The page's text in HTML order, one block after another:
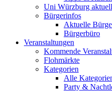
Uni Würzburg aktuell
Bürgerinfos
Aktuelle
Bürgerbüro
Veranstaltungen
Kommende
Flohmärkte
Kategorien
Alle
Party &